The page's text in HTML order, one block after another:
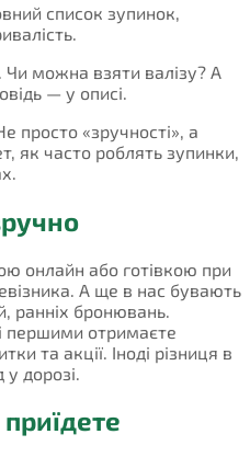
список зупинок,
Чи можна взяти валізу? А
— у описі.
просто «зручності», а
як часто роблять зупинки,
онлайн або готівкою при
А ще в нас бувають
ранніх бронювань.
першими отримаєте
та акції. Іноді різниця в
дорозі.
приїдете